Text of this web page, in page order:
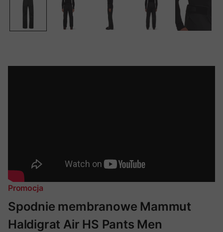
Promocja
Spodnie membranowe Mammut
Haldigrat Air HS Pants Men